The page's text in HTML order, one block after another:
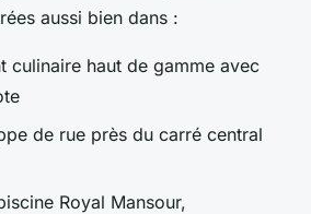
aussi bien dans :
culinaire haut de gamme avec
de rue près du carré central
Royal Mansour,